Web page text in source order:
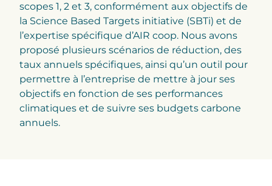
scopes 1, 2 et 3, conformément aux objectifs de
la Science Based Targets initiative (SBTi) et de
l’expertise spécifique d’AIR coop. Nous avons
proposé plusieurs scénarios de réduction, des
taux annuels spécifiques, ainsi qu’un outil pour
permettre à l’entreprise de mettre à jour ses
objectifs en fonction de ses performances
climatiques et de suivre ses budgets carbone
annuels.